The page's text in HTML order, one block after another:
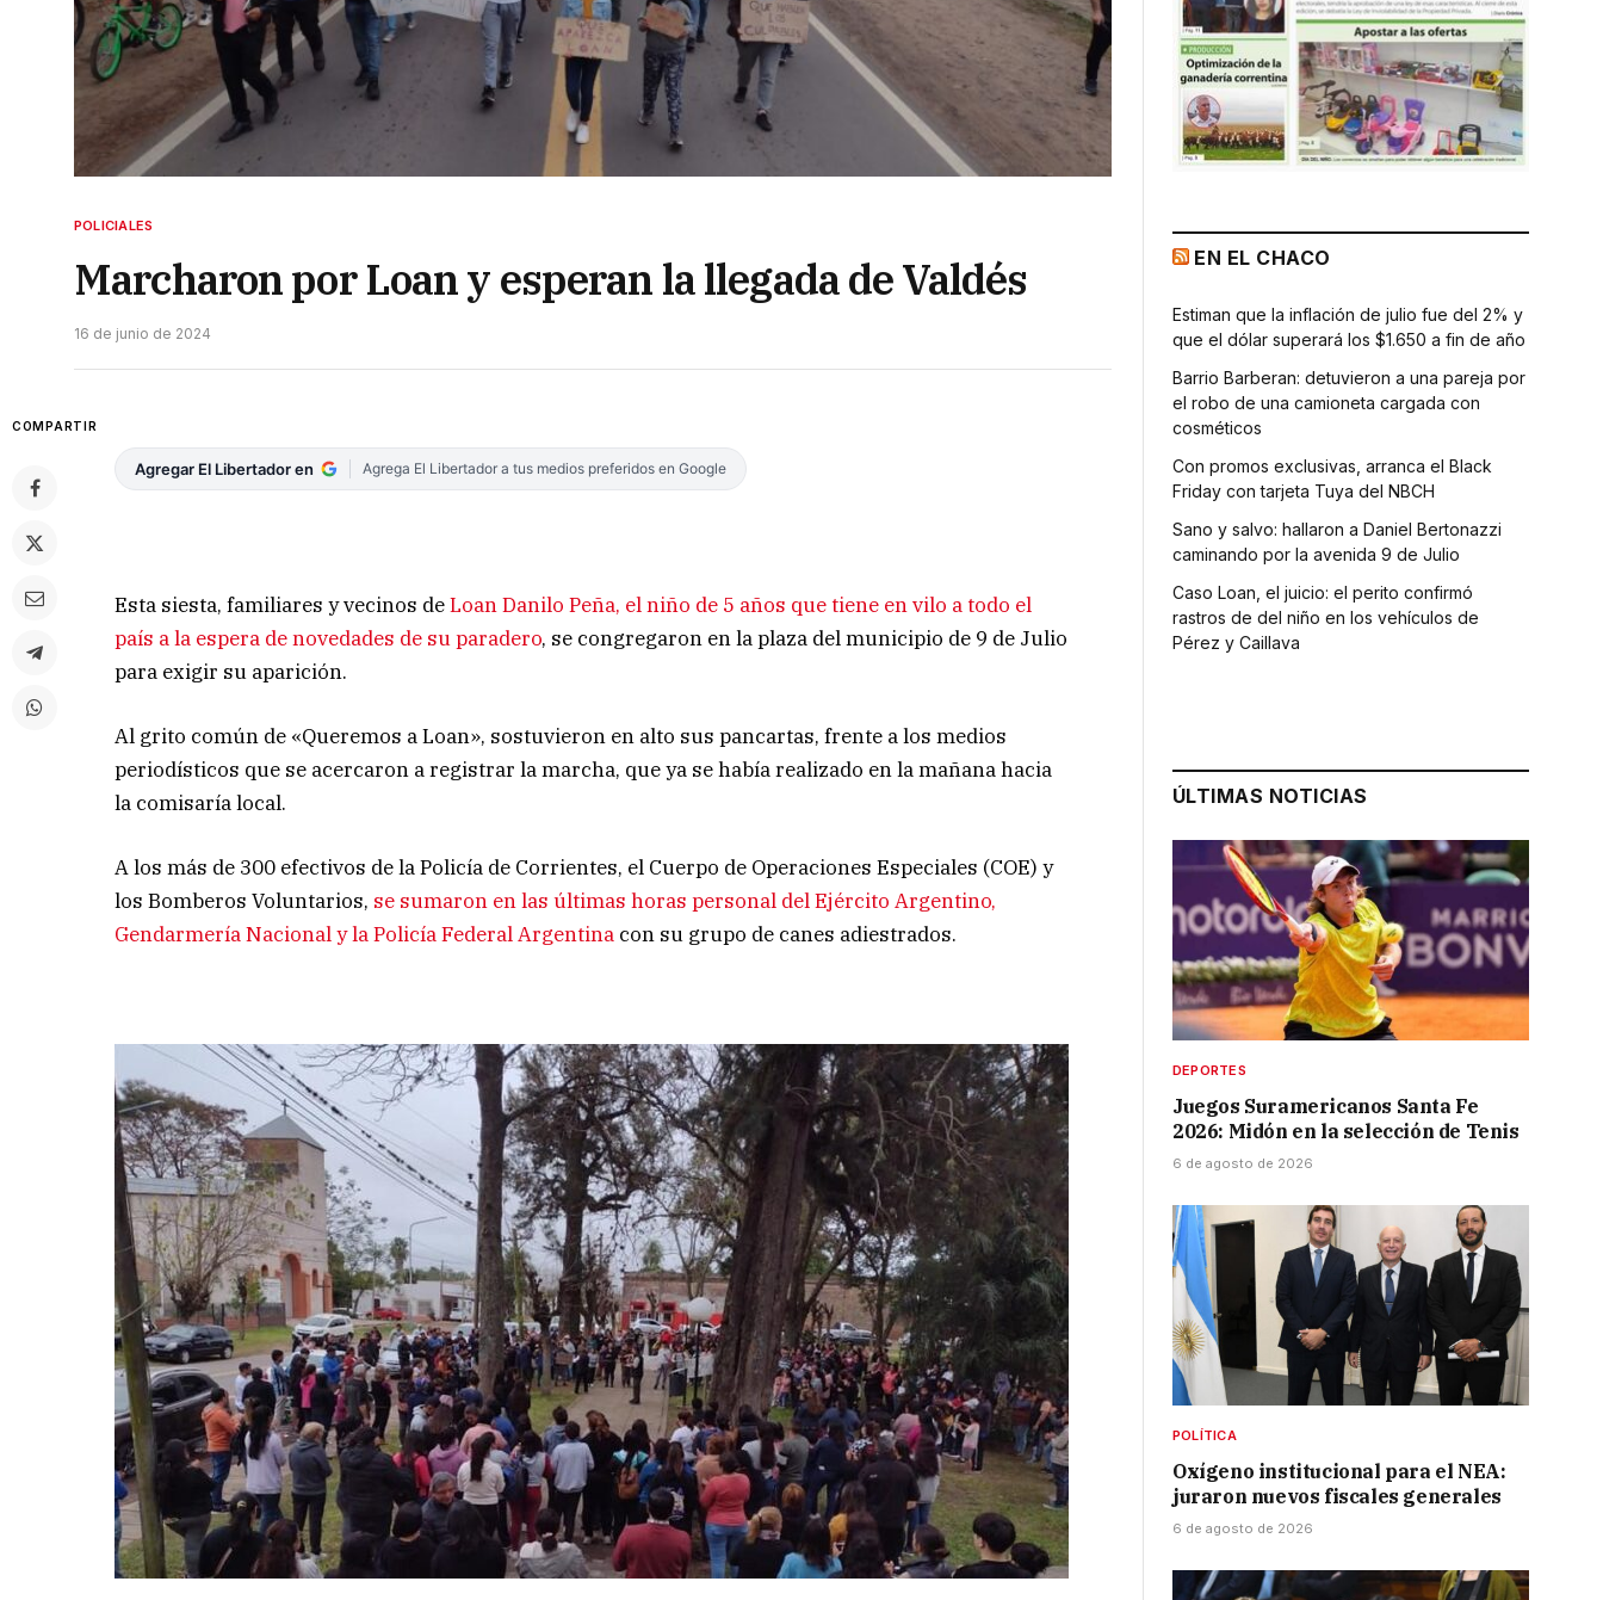
POLICIALES
Marcharon por Loan y esperan la llegada de Valdés
16 de junio de 2024
COMPARTIR
Agregar El Libertador en Agrega El Libertador a tus medios preferidos en Google
Esta siesta, familiares y vecinos deLoan Danilo Peña, el niño de 5 años que tiene en vilo a todo el
país a la espera de novedades de su paradero, se congregaron en la plaza del municipio de 9 de Julio
para exigir su aparición.
Al grito común de «Queremos a Loan», sostuvieron en alto sus pancartas, frente a los medios
periodísticos que se acercaron a registrar la marcha, que ya se había realizado en la mañana hacia
la comisaría local.
A los más de 300 efectivos de la Policía de Corrientes, el Cuerpo de Operaciones Especiales (COE) y
los Bomberos Voluntarios, se sumaron en las últimas horas personal del Ejército Argentino,
Gendarmería Nacional y la Policía Federal Argentina con su grupo de canes adiestrados.
EN EL CHACO
Estiman que la inflación de julio fue del 2% y
que el dólar superará los $1.650 a fin de año
Barrio Barberan: detuvieron a una pareja por
el robo de una camioneta cargada con
cosméticos
Con promos exclusivas, arranca el Black
Friday con tarjeta Tuya del NBCH
Sano y salvo: hallaron a Daniel Bertonazzi
caminando por la avenida 9 de Julio
Caso Loan, el juicio: el perito confirmó
rastros de del niño en los vehículos de
Pérez y Caillava
ÚLTIMAS NOTICIAS
DEPORTES
Juegos Suramericanos Santa Fe
2026: Midón en la selección de Tenis
6 de agosto de 2026
POLÍTICA
Oxígeno institucional para el NEA:
juraron nuevos fiscales generales
6 de agosto de 2026